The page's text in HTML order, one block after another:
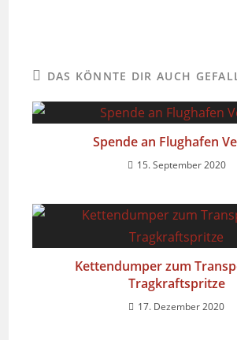
DAS KÖNNTE DIR AUCH
Spende an Flughafen
15. September 2020
Kettendumper zum
Tragkraftspritze
17. Dezember 2020